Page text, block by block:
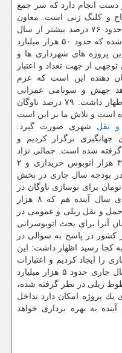
هزار پروژه در دست انجام دارد كه سر جمع
افتتاح و كلنگ زنی است. معاون
عمرانی وزیر كشور خاطرنشان كرد: حدود ۷۶ درصد بیشتر از سال
قبل پروژه برای افتتاح در نظر گرفته شده كه حدود ۵۰ هزار میلیارد
پروژه های شهرداری ها و
از جهت تعداد و اعتبار
دهنده این است كه عزم
جهش و سونامی عمرانی
باشیم. او درباره ناوگان اتوبوسرانی اظهار داشت: ۷۹ درصد ناوگان
است و تلاش ما بر این است
نقل شهری صورت گیرد.
جهانگیری برگزار كردیم و
شده است. جمالی نژاد
اظهار داشت: قرار بر این است كه ۳ هزار اتوبوس خریداری و ۲
در بودجه سال جاری در بخش
هزار میلیارد تومان برای نوسازی ناوگان در
نظر گرفته شده است. همینطور برای سال آینده هم كه ۸ هزار
حمل و نقل ریلی و عمومی در
میلیارد تومان آنرا برای بحث اتوبوسرانی
كشور در پاسخ به سوالی در
كجا رسید اظهار داشت: این
را ایجاد كردیم و اعتبارات
بسیار خوبی را تخصیص داده شده، سال جاری حدود ۵ هزار میلیارد
ریلی در نظر گرفته شده،
یك پروژه امكان دارد تداخل
به بهره برداری خواهد